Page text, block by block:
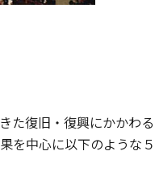
た復旧・復興にかかわる
を中心に以下のような５